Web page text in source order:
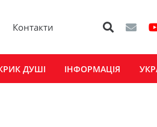
Контакти
ДУШІ ІНФОРМАЦІЯ